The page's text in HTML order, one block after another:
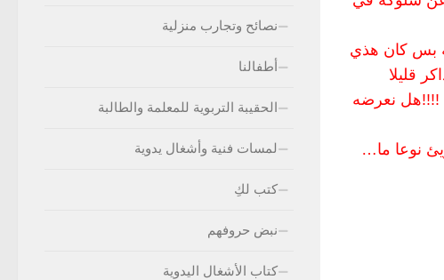
بس كان هذي
قليلا
!!!!هل نعرضه
نوعا ما…
نصائح وتجارب منزلية
أطفالنا
الحقيبة التربوية للمعلمة والطالبة
لمسات فنية وأشغال يدوية
كتب لكِ
نبض حروفهم
كتاب الأشغال اليدوية